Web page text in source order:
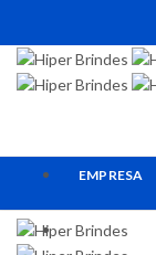
EMPRESA
TÊXTEIS